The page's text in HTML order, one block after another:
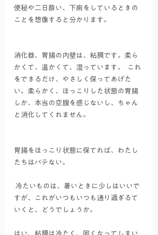
便秘や二日酔い、下痢をしているときの
ことを想像すると分かります。
消化器、胃腸の内壁は、粘膜です。柔ら
かくて、温かくて、湿っています。  これ
をできるだけ、やさしく保ってあげた
い。柔らかく、ほっこりした状態の胃腸
しか、本当の空腹を感じないし、ちゃん
と消化してくれません。
胃腸をほっこり状態に保てれば、わたし
たちはバテない。
すが、これがいつもいつも通り過ぎるて
いくと、どうでしょうか。
はい、粘膜は冷たく、固くなってしまい